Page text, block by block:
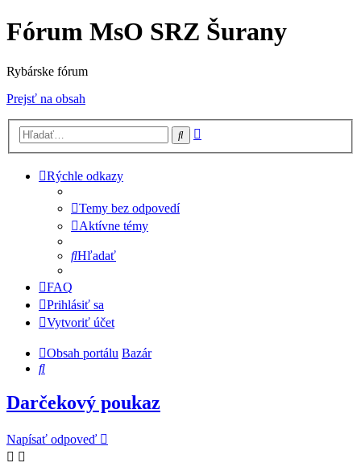
Fórum MsO SRZ Šurany
Rybárske fórum
Prejsť na obsah
Hľadať
Rýchle odkazy
Temy bez odpovedí
Aktívne témy
Hľadať
FAQ
Prihlásiť sa
Vytvoriť účet
Obsah portálu Bazár
Hľadať
Darčekový poukaz
Napísať odpoveď